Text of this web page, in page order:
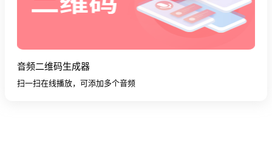
音频二维码生成器
扫一扫在线播放，可添加多个音频